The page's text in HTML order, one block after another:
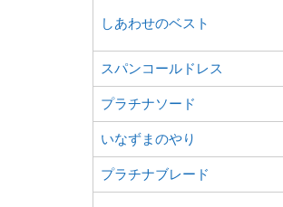
しあわせのベスト
スパンコールドレス
プラチナソード
いなずまのやり
プラチナブレード